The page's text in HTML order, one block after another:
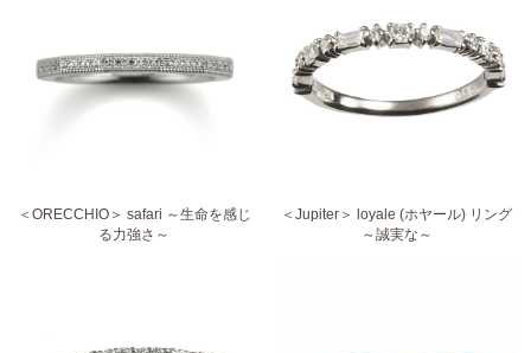
＜ORECCHIO＞ safari ～生命を感じ
る力強さ～
＜Jupiter＞ loyale (ホヤール) リング
～誠実な～